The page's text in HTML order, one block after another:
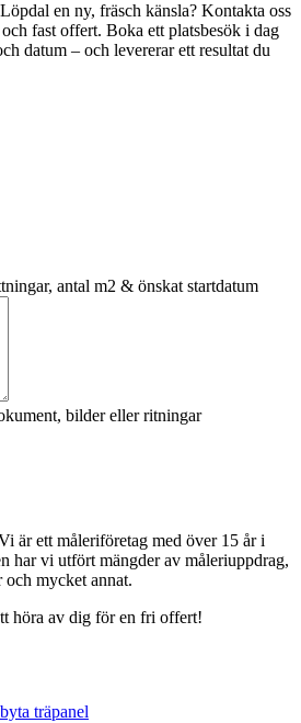
en ny, fräsch känsla? Kontakta oss
fast offert. Boka ett platsbesök i dag
datum – och levererar ett resultat du
antal m2 & önskat startdatum
bilder eller ritningar
är ett måleriföretag med över 15 år i
har vi utfört mängder av måleriuppdrag,
och mycket annat.
höra av dig för en fri offert!
träpanel